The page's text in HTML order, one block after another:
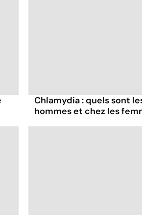
Chlamydia : quels sont
hommes et chez les